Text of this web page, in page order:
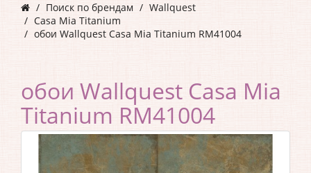
Поиск по брендам
Wallquest
Casa Mia Titanium
обои Wallquest Casa Mia Titanium RM41004
обои Wallquest Casa Mia
Titanium RM41004